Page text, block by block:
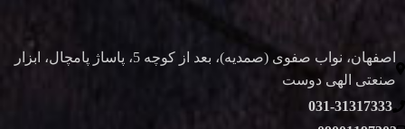
اصفهان، نواب صفوی (صمدیه)، بعد از کوچه 5، پاساژ پامچال، ابزار
صنعتی الهی دوست
031-31317333